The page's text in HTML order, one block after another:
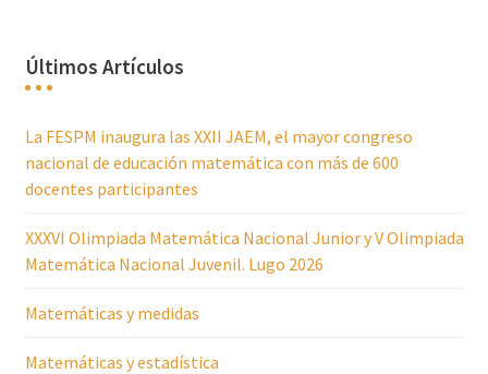
Últimos Artículos
La FESPM inaugura las XXII JAEM, el mayor congreso
nacional de educación matemática con más de 600
docentes participantes
XXXVI Olimpiada Matemática Nacional Junior y V Olimpiada
Matemática Nacional Juvenil. Lugo 2026
Matemáticas y medidas
Matemáticas y estadística